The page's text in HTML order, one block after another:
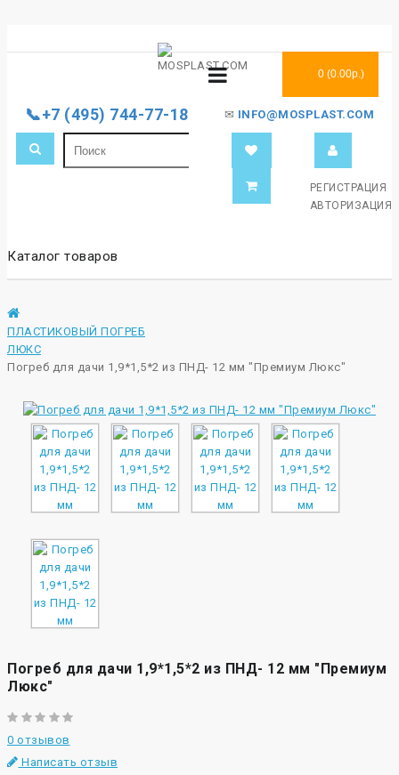
📞+7 (495) 744-77-18 ✉ INFO@MOSPLAST.COM
РЕГИСТРАЦИЯ
АВТОРИЗАЦИЯ
0 (0.00р.)
Каталог товаров
ПЛАСТИКОВЫЙ ПОГРЕБ
ЛЮКС
Погреб для дачи 1,9*1,5*2 из ПНД- 12 мм "Премиум Люкс"
Погреб для дачи 1,9*1,5*2 из ПНД- 12 мм "Премиум
Люкс"
0 отзывов
Написать отзыв